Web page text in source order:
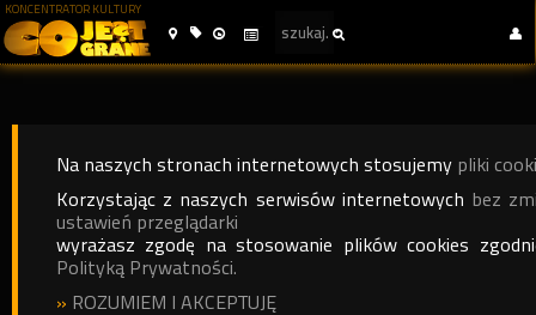
KONCENTRATOR KULTURY
Na naszych stronach internetowych stosujemy pliki
Korzystając z naszych serwisów internetowych bez
ustawień przeglądarki
wyrażasz zgodę na stosowanie plików cookies
Polityką Prywatności.
» ROZUMIEM I AKCEPTUJĘ